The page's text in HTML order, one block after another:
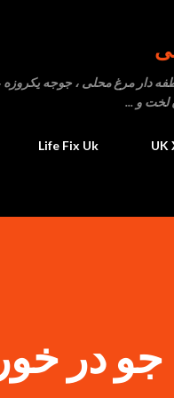
دار مرغ محلی ، جوجه یکروزه ،
لخت و ...
UK
Life Fix Uk
در